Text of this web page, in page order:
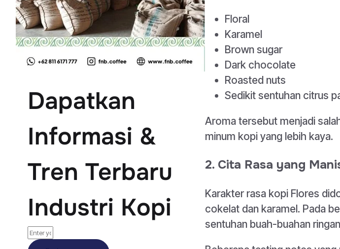
Dapatkan
Informasi &
Tren Terbaru
Industri Kopi
Floral
Karamel
Brown sugar
Dark chocolate
Roasted nuts
Sedikit sentuhan citrus
Aroma tersebut menjadi
minum kopi yang lebih kaya.
2. Cita Rasa yang
Karakter rasa kopi Flores
cokelat dan karamel. Pada
sentuhan buah-buahan